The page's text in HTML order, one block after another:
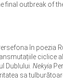
outbreak of
în poezia
ciclice
Dublului. Nekyia
sa